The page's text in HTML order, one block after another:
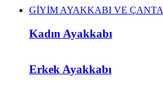
GİYİM AYAKKABI VE ÇANTA
Kadın Ayakkabı
Erkek Ayakkabı